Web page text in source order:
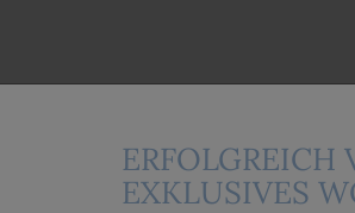
ERFOLGREICH
EXKLUSIVES